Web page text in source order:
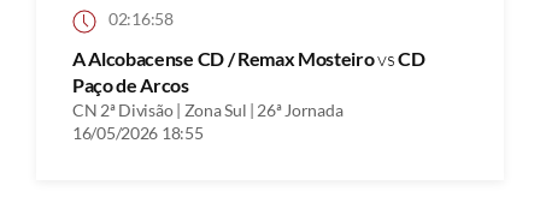
02:16:58
A Alcobacense CD / Remax MosteirovsCD
Paço de Arcos
CN 2ª Divisão | Zona Sul | 26ª Jornada
16/05/2026 18:55